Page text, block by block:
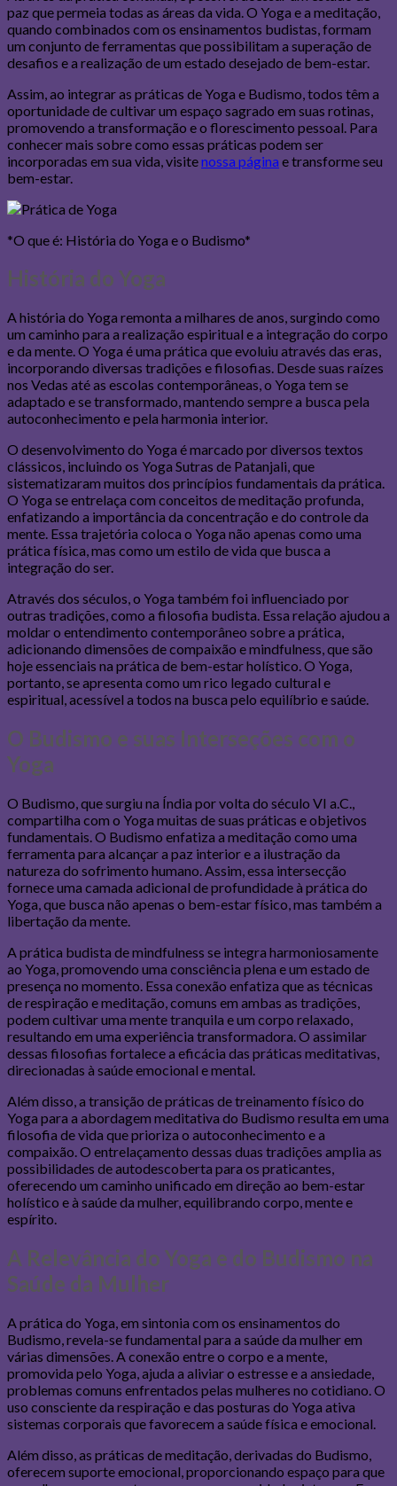
paz que permeia todas as áreas da vida. O Yoga e a meditação,
quando combinados com os ensinamentos budistas, formam
um conjunto de ferramentas que possibilitam a superação de
desafios e a realização de um estado desejado de bem-estar.
Assim, ao integrar as práticas de Yoga e Budismo, todos têm a
oportunidade de cultivar um espaço sagrado em suas rotinas,
promovendo a transformação e o florescimento pessoal. Para
conhecer mais sobre como essas práticas podem ser
incorporadas em sua vida, visitenossa página e transforme seu
bem-estar.
*O que é: História do Yoga e o Budismo*
História do Yoga
A história do Yoga remonta a milhares de anos, surgindo como
um caminho para a realização espiritual e a integração do corpo
e da mente. O Yoga é uma prática que evoluiu através das eras,
incorporando diversas tradições e filosofias. Desde suas raízes
nos Vedas até as escolas contemporâneas, o Yoga tem se
adaptado e se transformado, mantendo sempre a busca pela
autoconhecimento e pela harmonia interior.
O desenvolvimento do Yoga é marcado por diversos textos
clássicos, incluindo os Yoga Sutras de Patanjali, que
sistematizaram muitos dos princípios fundamentais da prática.
O Yoga se entrelaça com conceitos de meditação profunda,
enfatizando a importância da concentração e do controle da
mente. Essa trajetória coloca o Yoga não apenas como uma
prática física, mas como um estilo de vida que busca a
integração do ser.
Através dos séculos, o Yoga também foi influenciado por
outras tradições, como a filosofia budista. Essa relação ajudou a
moldar o entendimento contemporâneo sobre a prática,
adicionando dimensões de compaixão e mindfulness, que são
hoje essenciais na prática de bem-estar holístico. O Yoga,
portanto, se apresenta como um rico legado cultural e
espiritual, acessível a todos na busca pelo equilíbrio e saúde.
O Budismo e suas Interseções com o
Yoga
O Budismo, que surgiu na Índia por volta do século VI a.C.,
compartilha com o Yoga muitas de suas práticas e objetivos
fundamentais. O Budismo enfatiza a meditação como uma
ferramenta para alcançar a paz interior e a ilustração da
natureza do sofrimento humano. Assim, essa intersecção
fornece uma camada adicional de profundidade à prática do
Yoga, que busca não apenas o bem-estar físico, mas também a
libertação da mente.
A prática budista de mindfulness se integra harmoniosamente
ao Yoga, promovendo uma consciência plena e um estado de
presença no momento. Essa conexão enfatiza que as técnicas
de respiração e meditação, comuns em ambas as tradições,
podem cultivar uma mente tranquila e um corpo relaxado,
resultando em uma experiência transformadora. O assimilar
dessas filosofias fortalece a eficácia das práticas meditativas,
direcionadas à saúde emocional e mental.
Além disso, a transição de práticas de treinamento físico do
Yoga para a abordagem meditativa do Budismo resulta em uma
filosofia de vida que prioriza o autoconhecimento e a
compaixão. O entrelaçamento dessas duas tradições amplia as
possibilidades de autodescoberta para os praticantes,
oferecendo um caminho unificado em direção ao bem-estar
holístico e à saúde da mulher, equilibrando corpo, mente e
espírito.
A Relevância do Yoga e do Budismo na
Saúde da Mulher
A prática do Yoga, em sintonia com os ensinamentos do
Budismo, revela-se fundamental para a saúde da mulher em
várias dimensões. A conexão entre o corpo e a mente,
promovida pelo Yoga, ajuda a aliviar o estresse e a ansiedade,
problemas comuns enfrentados pelas mulheres no cotidiano. O
uso consciente da respiração e das posturas do Yoga ativa
sistemas corporais que favorecem a saúde física e emocional.
Além disso, as práticas de meditação, derivadas do Budismo,
oferecem suporte emocional, proporcionando espaço para que